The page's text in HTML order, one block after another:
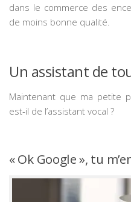
dans le commerce des
de moins bonne qualité.
Un assistant de
Maintenant que ma petite
est-il de l’assistant vocal ?
« Ok Google », tu